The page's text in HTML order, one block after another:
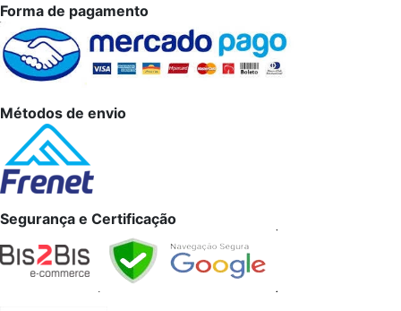
Forma de pagamento
Métodos de envio
Segurança e Certificação